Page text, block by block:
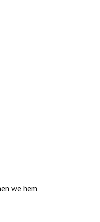
we hem